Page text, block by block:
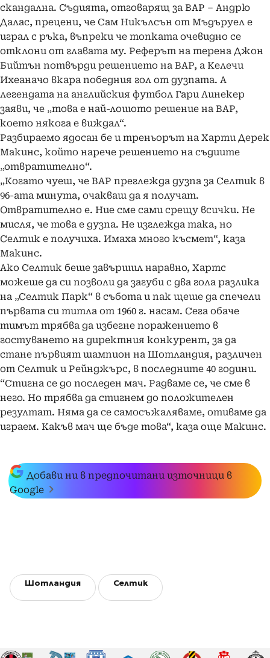
скандална. Съдията, отговарящ за ВАР – Андрю
Далас, прецени, че Сам Никълсън от Мъдъруел е
играл с ръка, въпреки че топката очевидно се
отклони от главата му. Реферът на терена Джон
Бийтън потвърди решението на ВАР, а Келечи
Ихеаначо вкара победния гол от дузпата. А
легендата на английския футбол Гари Линекер
заяви, че „това е най-лошото решение на ВАР,
което някога е виждал“.
Разбираемо ядосан бе и треньорът на Харти Дерек
Макинс, който нарече решението на съдиите
„отвратително“.
„Когато чуеш, че ВАР преглежда дузпа за Селтик в
96-ата минута, очакваш да я получат.
Отвратително е. Ние сме сами срещу всички. Не
мисля, че това е дузпа. Не изглежда така, но
Селтик е получиха. Имаха много късмет“, каза
Макинс.
Ако Селтик беше завършил наравно, Хартс
можеше да си позволи да загуби с два гола разлика
на „Селтик Парк“ в събота и пак щеше да спечели
първата си титла от 1960 г. насам. Сега обаче
тимът трябва да избегне поражението в
гостуването на директния конкурент, за да
стане първият шампион на Шотландия, различен
от Селтик и Рейнджърс, в последните 40 години.
“Стигна се до последен мач. Радваме се, че сме в
него. Но трябва да стигнем до положителен
резултат. Няма да се самосъжаляваме, отиваме да
играем. Какъв мач ще бъде това“, каза още Макинс.
Добави ни в предпочитани източници в
Google
Шотландия Селтик